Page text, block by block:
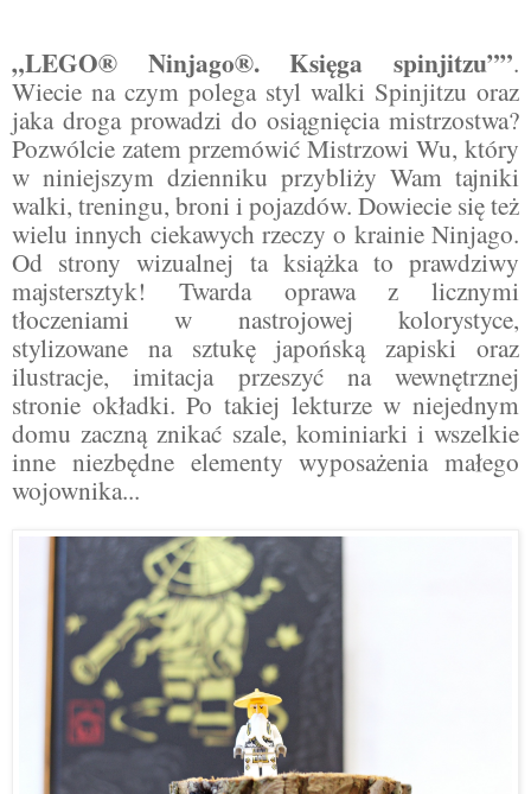
„LEGO® Ninjago®. Księga spinjitzu””.
Wiecie na czym polega styl walki Spinjitzu oraz
jaka droga prowadzi do osiągnięcia mistrzostwa?
Pozwólcie zatem przemówić Mistrzowi Wu, który
w niniejszym dzienniku przybliży Wam tajniki
walki, treningu, broni i pojazdów. Dowiecie się też
wielu innych ciekawych rzeczy o krainie Ninjago.
Od strony wizualnej ta książka to prawdziwy
majstersztyk! Twarda oprawa z licznymi
tłoczeniami w nastrojowej kolorystyce,
stylizowane na sztukę japońską zapiski oraz
ilustracje, imitacja przeszyć na wewnętrznej
stronie okładki. Po takiej lekturze w niejednym
domu zaczną znikać szale, kominiarki i wszelkie
inne niezbędne elementy wyposażenia małego
wojownika...